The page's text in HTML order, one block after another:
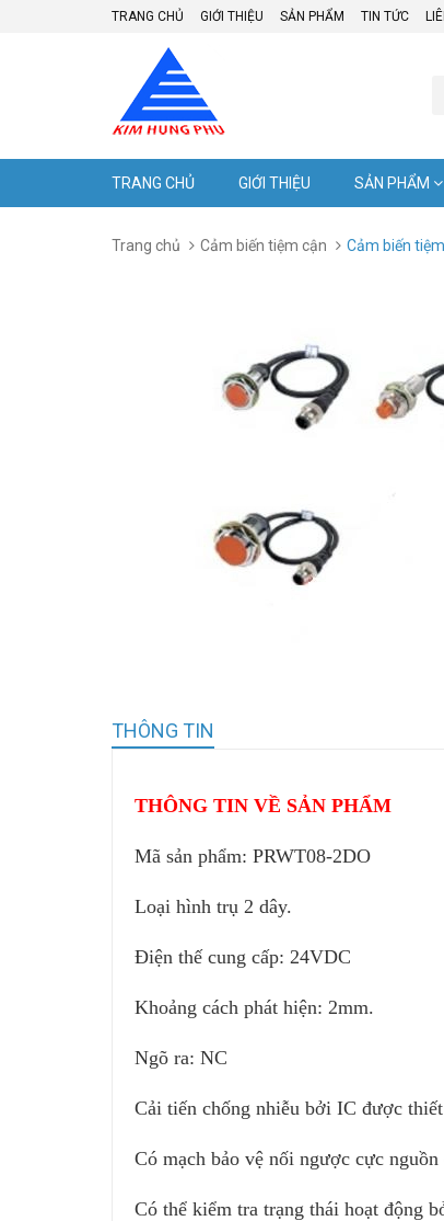
TRANG CHỦ GIỚI THIỆU SẢN PHẨM TIN TỨC
TRANG CHỦ GIỚI THIỆU SẢN PHẨM
Trang chủ Cảm biến tiệm cận Cảm biến
THÔNG TIN
THÔNG TIN VỀ SẢN PHẨM
Mã sản phẩm: PRWT08-2DO
Loại hình trụ 2 dây.
Điện thế cung cấp: 24VDC
Khoảng cách phát hiện: 2mm.
Ngõ ra: NC
Cải tiến chống nhiễu bởi IC được
Có mạch bảo vệ nối ngược cực
Có thể kiểm tra trạng thái hoạt động